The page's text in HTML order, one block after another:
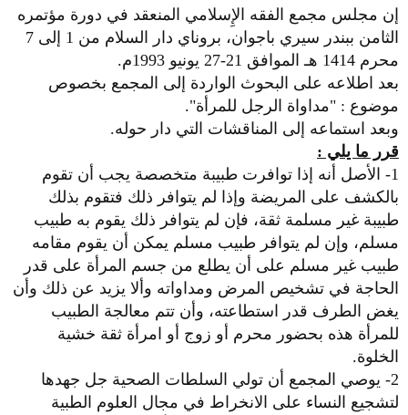
إن مجلس مجمع الفقه الإِسلامي المنعقد في دورة مؤتمره
الثامن ببندر سيري باجوان، بروناي دار السلام من 1 إلى 7
محرم 1414 هـ الموافق 21-27 يونيو 1993م.
بعد اطلاعه على البحوث الواردة إلى المجمع بخصوص
موضوع : "مداواة الرجل للمرأة".
وبعد استماعه إلى المناقشات التي دار حوله.
قرر ما يلي :
1- الأصل أنه إذا توافرت طبيبة متخصصة يجب أن تقوم
بالكشف على المريضة وإذا لم يتوافر ذلك فتقوم بذلك
طبيبة غير مسلمة ثقة، فإن لم يتوافر ذلك يقوم به طبيب
مسلم، وإن لم يتوافر طبيب مسلم يمكن أن يقوم مقامه
طبيب غير مسلم على أن يطلع من جسم المرأة على قدر
الحاجة في تشخيص المرض ومداواته وألا يزيد عن ذلك وأن
يغض الطرف قدر استطاعته، وأن تتم معالجة الطبيب
للمرأة هذه بحضور محرم أو زوج أو امرأة ثقة خشية
الخلوة.
2- يوصي المجمع أن تولي السلطات الصحية جل جهدها
لتشجيع النساء على الانخراط في مجال العلوم الطبية